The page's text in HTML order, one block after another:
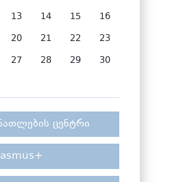
13 14 15 16
20 21 22 23
27 28 29 30
ცენტრი